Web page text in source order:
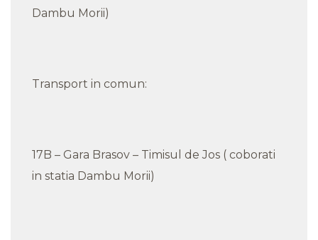
Dambu Morii)
Transport in comun:
17B – Gara Brasov – Timisul de Jos ( coborati
in statia Dambu Morii)